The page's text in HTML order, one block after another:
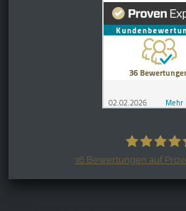
36 Bewertungen auf